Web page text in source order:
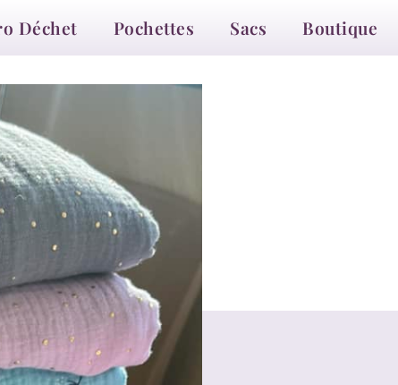
Déchet Pochettes Sacs Boutique